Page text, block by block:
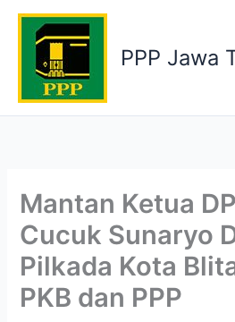
Skip
content
PPP Jawa
Mantan Ketua
Cucuk Sunaryo
Pilkada Kota
PKB dan PPP